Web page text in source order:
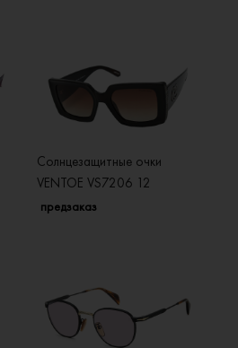
Солнцезащитные очки
VENTOE VS7206 12
предзаказ